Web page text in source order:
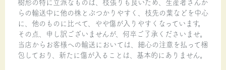
らの輸送中に他の株とぶつかりやすく、枝先の葉などを中心
に、他のものに比べて、やや傷が入りやすくなっています。
その点、申し訳ございませんが、何卒ご了承くださいませ。
当店からお客様への輸送においては、細心の注意を払って梱
包しており、新たに傷が入ることは、基本的にありません。